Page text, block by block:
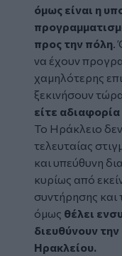
όμως είναι η
προς την πόλη.
να έχουν
χαμηλότερης
ξεκινήσουν
είτε αδιαφορία
Το Ηράκλειο
τελευταίας
και υπεύθυνη
κυρίως από
συντήρησης και
όμως θέλει
διευθύνουν
Ηρακλείου.